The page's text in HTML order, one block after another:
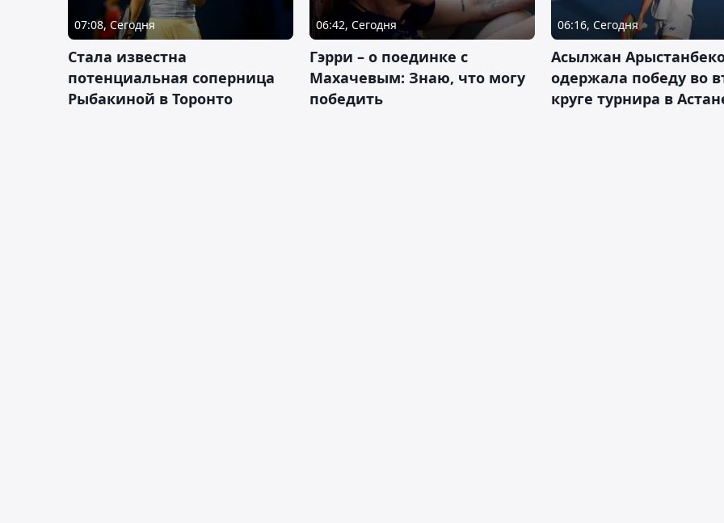
07:08, Сегодня
Cтала известна
потенциальная соперница
Рыбакиной в Торонто
06:42, Сегодня
Гэрри – о поединке с
Махачевым: Знаю, что могу
победить
06:16, Сегодня
Асылжан
одержала победу во
круге турнира в